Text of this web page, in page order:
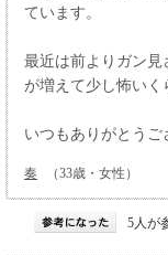
ています。
最近は前よりガン見
が増えて少し怖いく
いつもありがとうご
奏 （33歳・女性）
5人が